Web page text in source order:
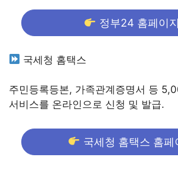
정부24 홈페이지
국세청 홈택스
주민등록등본, 가족관계증명서 등
서비스를 온라인으로 신청 및 발급.
국세청 홈택스 홈페